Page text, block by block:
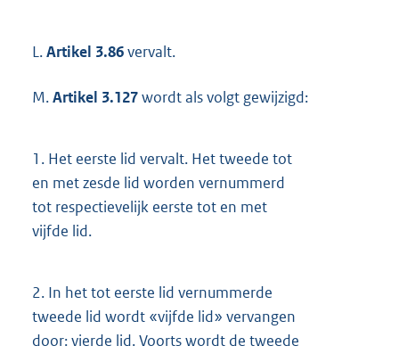
L.Artikel 3.86vervalt.
M.Artikel 3.127wordt als volgt gewijzigd:
1. Het eerste lid vervalt. Het tweede tot
en met zesde lid worden vernummerd
tot respectievelijk eerste tot en met
vijfde lid.
2. In het tot eerste lid vernummerde
tweede lid wordt «vijfde lid» vervangen
door: vierde lid. Voorts wordt de tweede